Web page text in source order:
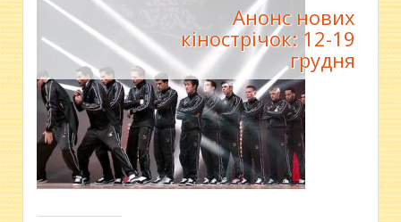
Анонс нових
кінострічок: 12-19
грудня